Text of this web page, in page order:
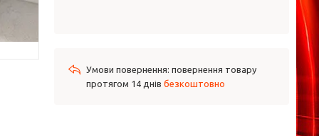
повернення товару
протягом 14 днів безкоштовно